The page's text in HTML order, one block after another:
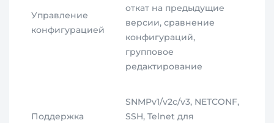
Управление
конфигурацией
откат на предыдущие
версии, сравнение
конфигураций,
групповое
редактирование
Поддержка
SNMPv1/v2c/v3, NETCONF,
SSH, Telnet для